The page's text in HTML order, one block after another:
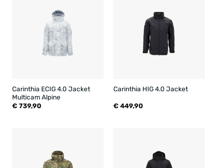
Carinthia ECIG 4.0 Jacket
Multicam Alpine
€ 739,90
Carinthia HIG 4.0 Jacket
€ 449,90